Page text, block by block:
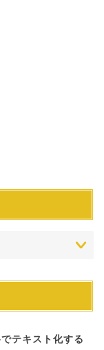
テキスト化する